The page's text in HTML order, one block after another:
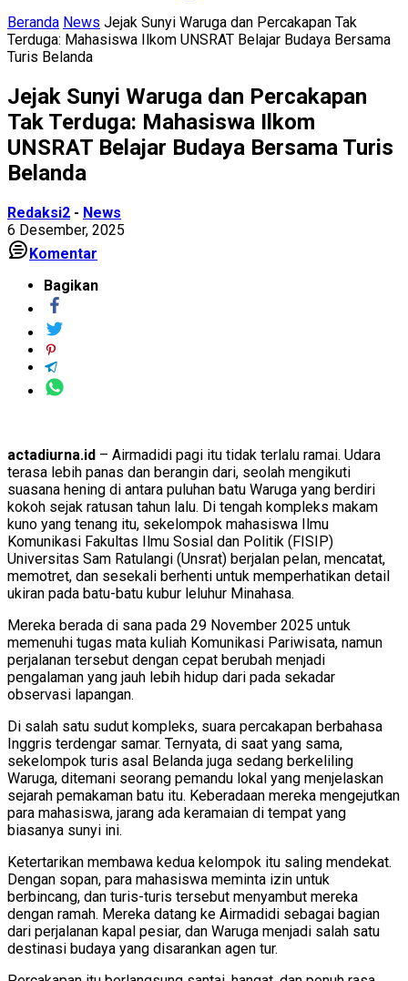
Beranda News Jejak Sunyi Waruga dan Percakapan Tak
Terduga: Mahasiswa Ilkom UNSRAT Belajar Budaya Bersama
Turis Belanda
Jejak Sunyi Waruga dan Percakapan
Tak Terduga: Mahasiswa Ilkom
UNSRAT Belajar Budaya Bersama Turis
Belanda
Redaksi2 - News
6 Desember, 2025
Komentar
Bagikan
actadiurna.id – Airmadidi pagi itu tidak terlalu ramai. Udara
terasa lebih panas dan berangin dari, seolah mengikuti
suasana hening di antara puluhan batu Waruga yang berdiri
kokoh sejak ratusan tahun lalu. Di tengah kompleks makam
kuno yang tenang itu, sekelompok mahasiswa Ilmu
Komunikasi Fakultas Ilmu Sosial dan Politik (FISIP)
Universitas Sam Ratulangi (Unsrat) berjalan pelan, mencatat,
memotret, dan sesekali berhenti untuk memperhatikan detail
ukiran pada batu-batu kubur leluhur Minahasa.
Mereka berada di sana pada 29 November 2025 untuk
memenuhi tugas mata kuliah Komunikasi Pariwisata, namun
perjalanan tersebut dengan cepat berubah menjadi
pengalaman yang jauh lebih hidup dari pada sekadar
observasi lapangan.
Di salah satu sudut kompleks, suara percakapan berbahasa
Inggris terdengar samar. Ternyata, di saat yang sama,
sekelompok turis asal Belanda juga sedang berkeliling
Waruga, ditemani seorang pemandu lokal yang menjelaskan
sejarah pemakaman batu itu. Keberadaan mereka mengejutkan
para mahasiswa, jarang ada keramaian di tempat yang
biasanya sunyi ini.
Ketertarikan membawa kedua kelompok itu saling mendekat.
Dengan sopan, para mahasiswa meminta izin untuk
berbincang, dan turis-turis tersebut menyambut mereka
dengan ramah. Mereka datang ke Airmadidi sebagai bagian
dari perjalanan kapal pesiar, dan Waruga menjadi salah satu
destinasi budaya yang disarankan agen tur.